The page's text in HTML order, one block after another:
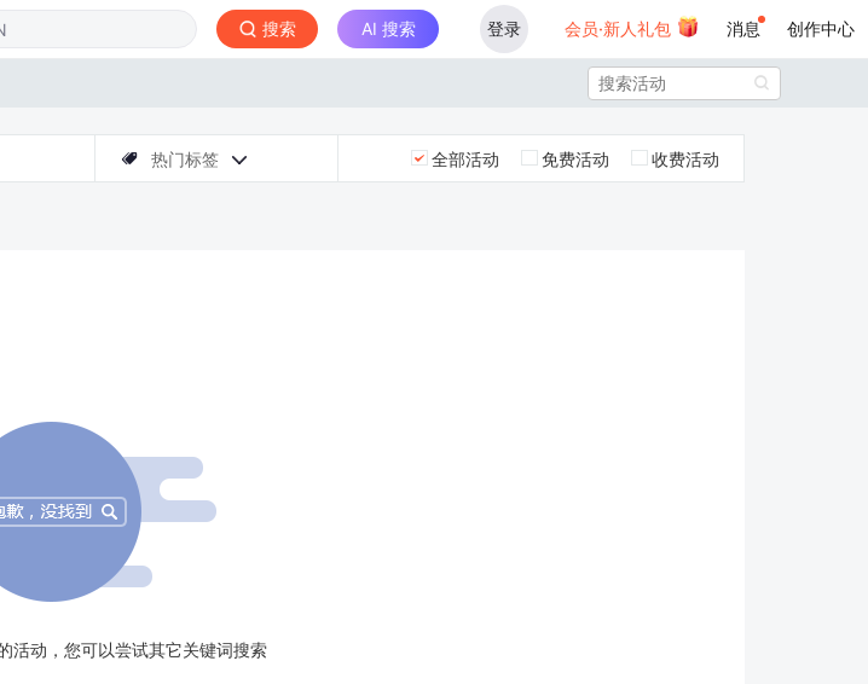
搜索 AI 搜索 登录 会员·新人礼包 消息 创作中心

 热门标签  全部活动 免费活动 收费活动
活动，您可以尝试其它关键词搜索